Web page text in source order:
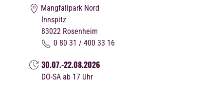
Mangfallpark Nord
Innspitz
83022 Rosenheim
0 80 31 / 400 33 16
30.07.-22.08.2026
DO-SA ab 17 Uhr